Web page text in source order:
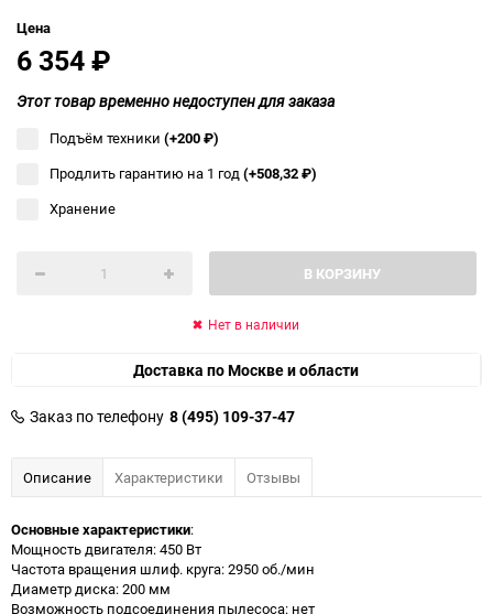
Цена
6 354₽
Этот товар временно недоступен для заказа
Подъём техники (+200₽)
Продлить гарантию на 1 год(+508,32₽)
Хранение
В КОРЗИНУ
Нет в наличии
Доставка по Москве и области
Заказ по телефону 8 (495) 109-37-47
Описание Характеристики Отзывы
Основные характеристики:
Мощность двигателя: 450 Вт
Частота вращения шлиф. круга: 2950 об./мин
Диаметр диска: 200 мм
Возможность подсоединения пылесоса: нет